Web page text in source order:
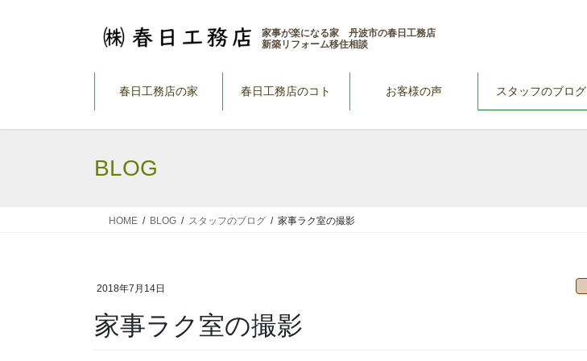
家事が楽になる家 丹波市の春日工務店
新築リフォーム移住相談
春日工務店の家 春日工務店のコト お客様の声 スタッフのブログ
BLOG
HOME BLOG スタッフのブログ 家事ラク室の撮影
2018年7月14日
家事ラク室の撮影